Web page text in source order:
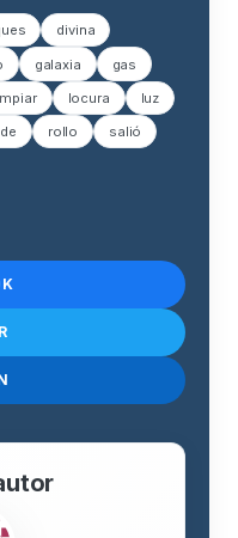
divina
galaxia gas
locura luz
rollo salió